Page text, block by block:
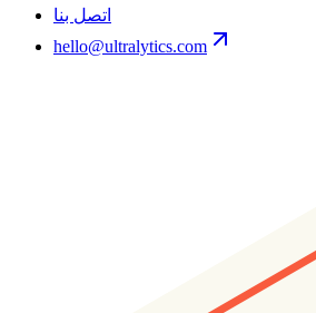
اتصل بنا
hello@ultralytics.com